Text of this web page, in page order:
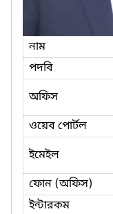
নাম
পদবি
অফিস
ওয়েব পোর্টল
ইমেইল
ফোন (অফিস)
ইন্টারকম